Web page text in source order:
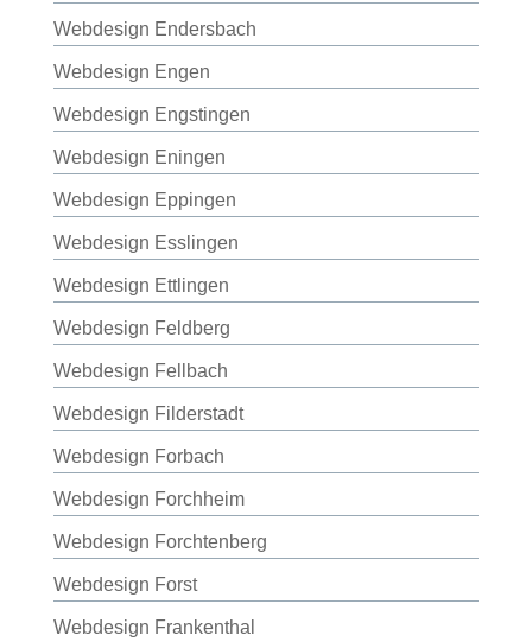
Webdesign Endersbach
Webdesign Engen
Webdesign Engstingen
Webdesign Eningen
Webdesign Eppingen
Webdesign Esslingen
Webdesign Ettlingen
Webdesign Feldberg
Webdesign Fellbach
Webdesign Filderstadt
Webdesign Forbach
Webdesign Forchheim
Webdesign Forchtenberg
Webdesign Forst
Webdesign Frankenthal